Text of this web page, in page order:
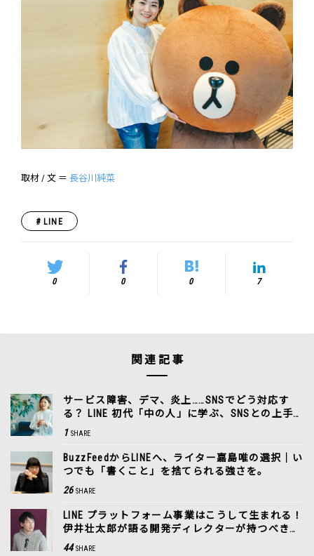
取材 / 文 ＝ 長谷川純菜
LINE
0 0 0 7
関連記事
サービス障害、デマ、炎上……SNSでどう対応す
る？ LINE 初代「中の人」に学ぶ、SNSとの上手
な付き合い方
1 SHARE
BuzzFeedからLINEへ、ライター嘉島唯の選択｜い
つでも「書くこと」を捨てられる強さを。
26 SHARE
LINE プラットフォーム事業はこうして生まれる！
伊井壮太郎が語る開発ディレクターが持つべき想
像力
44 SHARE